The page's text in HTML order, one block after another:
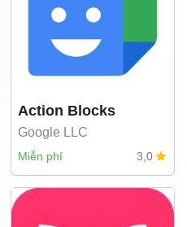
Action Blocks
Google LLC
Miễn phí 3,0